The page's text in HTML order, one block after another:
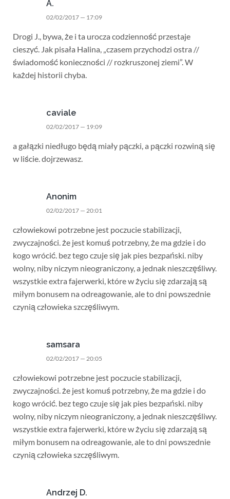
A.
02/02/2017 — 17:09
Drogi J., bywa, że i ta urocza codzienność przestaje
cieszyć. Jak pisała Halina, „czasem przychodzi ostra //
świadomość konieczności // rozkruszonej ziemi”. W
każdej historii chyba.
caviale
02/02/2017 — 19:09
a gałązki niedługo będą miały pączki, a pączki rozwiną się
w liście. dojrzewasz.
Anonim
02/02/2017 — 20:01
człowiekowi potrzebne jest poczucie stabilizacji,
zwyczajności. że jest komuś potrzebny, że ma gdzie i do
kogo wrócić. bez tego czuje się jak pies bezpański. niby
wolny, niby niczym nieograniczony, a jednak nieszczęśliwy.
wszystkie extra fajerwerki, które w życiu się zdarzają są
miłym bonusem na odreagowanie, ale to dni powszednie
czynią człowieka szczęśliwym.
samsara
02/02/2017 — 20:05
człowiekowi potrzebne jest poczucie stabilizacji,
zwyczajności. że jest komuś potrzebny, że ma gdzie i do
kogo wrócić. bez tego czuje się jak pies bezpański. niby
wolny, niby niczym nieograniczony, a jednak nieszczęśliwy.
wszystkie extra fajerwerki, które w życiu się zdarzają są
miłym bonusem na odreagowanie, ale to dni powszednie
czynią człowieka szczęśliwym.
Andrzej D.